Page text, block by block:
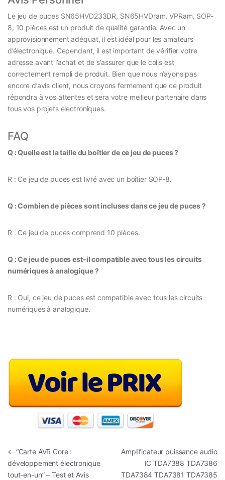
Le jeu de puces SN65HVD233DR, SN65HVDram, VPRam, SOP-
8, 10 pièces est un produit de qualité garantie. Avec un
approvisionnement adéquat, il est idéal pour les amateurs
d’électronique. Cependant, il est important de vérifier votre
adresse avant l’achat et de s’assurer que le colis est
correctement rempli de produit. Bien que nous n’ayons pas
encore d’avis client, nous croyons fermement que ce produit
répondra à vos attentes et sera votre meilleur partenaire dans
tous vos projets électroniques.
FAQ
Q : Quelle est la taille du boîtier de ce jeu de puces ?
R : Ce jeu de puces est livré avec un boîtier SOP-8.
Q : Combien de pièces sont incluses dans ce jeu de puces ?
R : Ce jeu de puces comprend 10 pièces.
Q : Ce jeu de puces est-il compatible avec tous les circuits
numériques à analogique ?
R : Oui, ce jeu de puces est compatible avec tous les circuits
numériques à analogique.
Navigation de l’article
← “Carte AVR Core :
développement électronique
tout-en-un” – Test et Avis
Amplificateur puissance audio
IC TDA7388 TDA7386
TDA7384 TDA7381 TDA7385